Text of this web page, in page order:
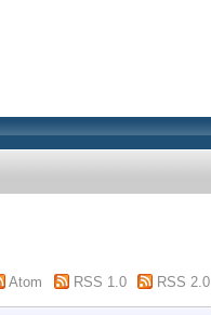
Atom RSS 1.0 RSS 2.0